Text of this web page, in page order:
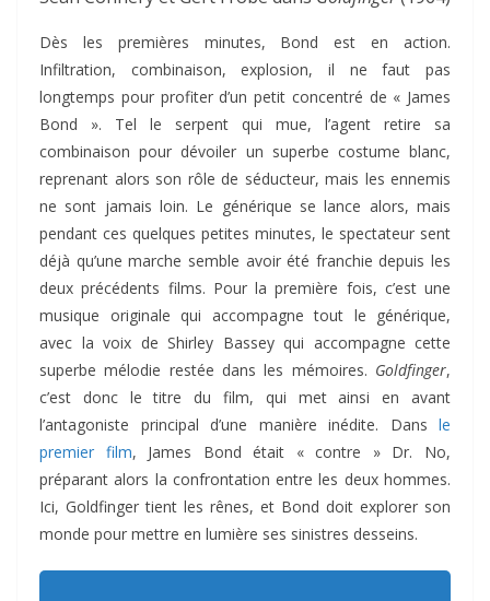
Dès les premières minutes, Bond est en action.
Infiltration, combinaison, explosion, il ne faut pas
longtemps pour profiter d’un petit concentré de « James
Bond ». Tel le serpent qui mue, l’agent retire sa
combinaison pour dévoiler un superbe costume blanc,
reprenant alors son rôle de séducteur, mais les ennemis
ne sont jamais loin. Le générique se lance alors, mais
pendant ces quelques petites minutes, le spectateur sent
déjà qu’une marche semble avoir été franchie depuis les
deux précédents films. Pour la première fois, c’est une
musique originale qui accompagne tout le générique,
avec la voix de Shirley Bassey qui accompagne cette
superbe mélodie restée dans les mémoires. Goldfinger,
c’est donc le titre du film, qui met ainsi en avant
l’antagoniste principal d’une manière inédite. Dans le
premier film, James Bond était « contre » Dr. No,
préparant alors la confrontation entre les deux hommes.
Ici, Goldfinger tient les rênes, et Bond doit explorer son
monde pour mettre en lumière ses sinistres desseins.